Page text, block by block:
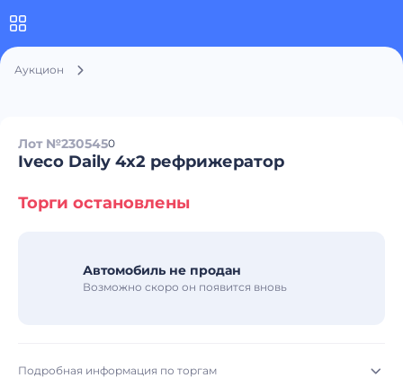
Аукцион
Лот №2305450
Iveco Daily 4x2 рефрижератор
Торги остановлены
Автомобиль не продан
Возможно скоро он появится вновь
Подробная информация по торгам